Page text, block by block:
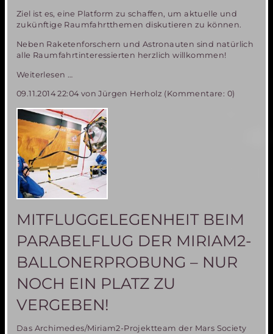
Ziel ist es, eine Platform zu schaffen, um aktuelle und
zukünftige Raumfahrtthemen diskutieren zu können.
Neben Raketenforschern und Astronauten sind natürlich
alle Raumfahrtinteressierten herzlich willkommen!
Weiterlesen …
2014
09.11.2014 22:04von Jürgen Herholz (Kommentare: 0)
MITFLUGGELEGENHEIT BEIM
PARABELFLUG DER MIRIAM2-
BALLONERPROBUNG – NUR
NOCH EIN PLATZ ZU
VERGEBEN!
Das Archimedes/Miriam2-Projektteam der Mars Society